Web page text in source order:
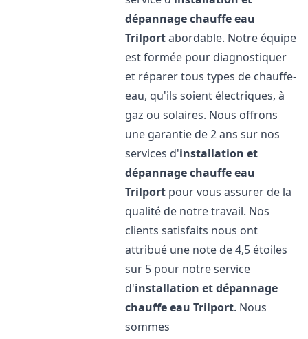
dépannage chauffe eau
Trilportabordable. Notre équipe
est formée pour diagnostiquer
et réparer tous types de chauffe-
eau, qu'ils soient électriques, à
gaz ou solaires. Nous offrons
une garantie de 2 ans sur nos
services d'installation et
dépannage chauffe eau
Trilport pour vous assurer de la
qualité de notre travail. Nos
clients satisfaits nous ont
attribué une note de 4,5 étoiles
sur 5 pour notre service
d'installation et dépannage
chauffe eau Trilport. Nous
sommes